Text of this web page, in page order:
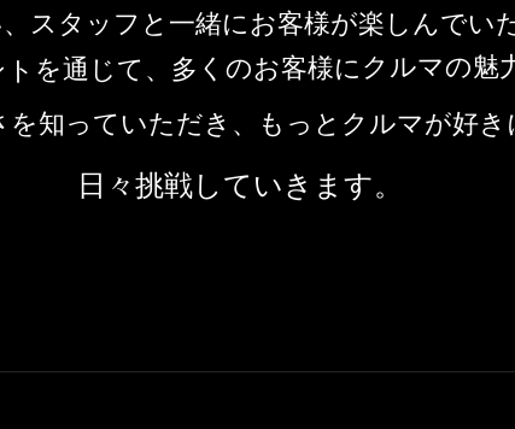
スタッフと一緒にお客様が楽しんでい
を通じて、多くのお客様にクルマの魅
を知っていただき、もっとクルマが好
日々挑戦していきます。